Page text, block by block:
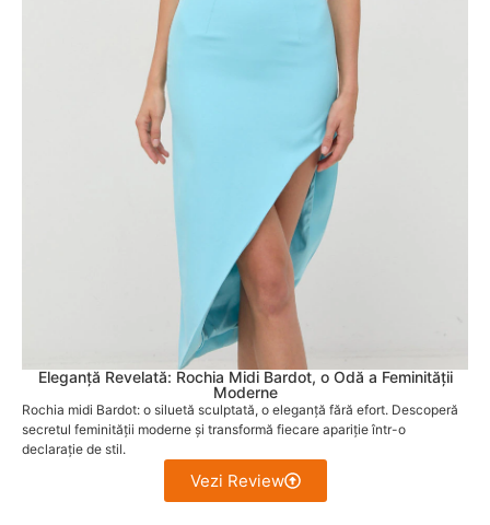
Eleganță Revelată: Rochia Midi Bardot, o Odă a Feminității
Moderne
Rochia midi Bardot: o siluetă sculptată, o eleganță fără efort. Descoperă
secretul feminității moderne și transformă fiecare apariție într-o
declarație de stil.
Vezi Review